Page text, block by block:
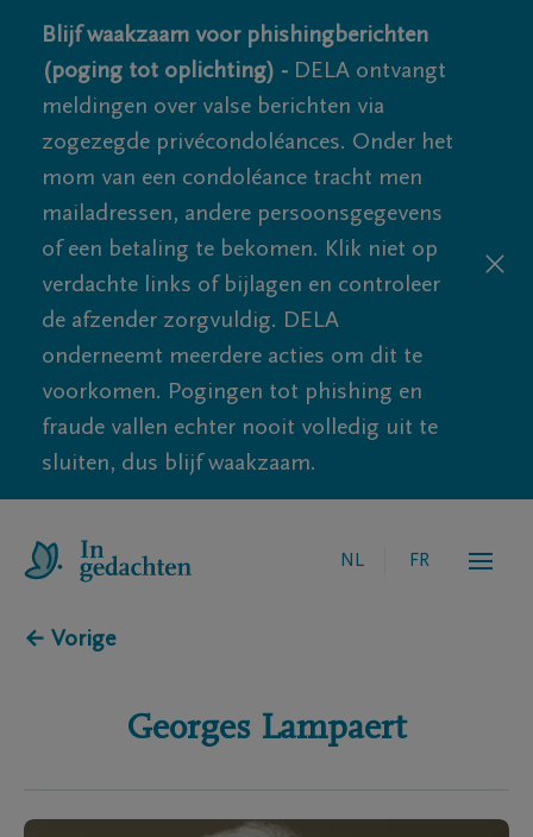
Blijf waakzaam voor phishingberichten
(poging tot oplichting) - DELA ontvangt
meldingen over valse berichten via
zogezegde privécondoléances. Onder het
mom van een condoléance tracht men
mailadressen, andere persoonsgegevens
of een betaling te bekomen. Klik niet op
verdachte links of bijlagen en controleer
de afzender zorgvuldig. DELA
onderneemt meerdere acties om dit te
voorkomen. Pogingen tot phishing en
fraude vallen echter nooit volledig uit te
sluiten, dus blijf waakzaam.
NL FR
← Vorige
Georges Lampaert